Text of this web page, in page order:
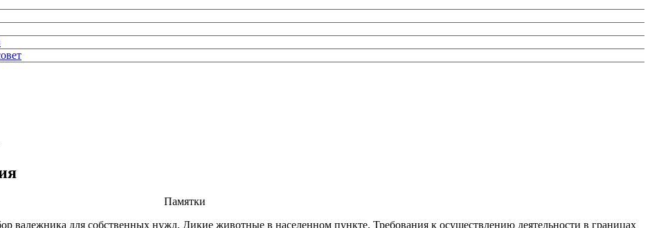
Памятки
валежника для собственных нужд. Дикие животные в населенном пункте. Требования к осуществлению деятельности в границах